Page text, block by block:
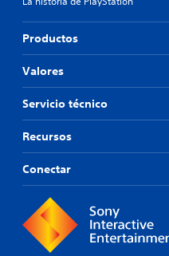
Productos
Valores
Servicio técnico
Recursos
Conectar